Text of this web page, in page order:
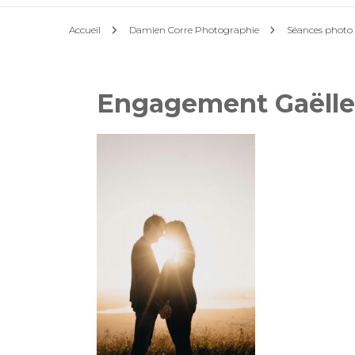
Accueil Damien Corre Photographie Séances photo
Engagement